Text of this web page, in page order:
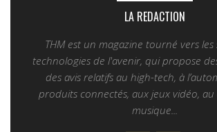
LA REDACTION
THM est un magazine tourné vers les
technologies de l'avenir, qui propose
des avis relatifs au high-tech, à
produits connectés, aux jeux vidéo, au
musique...